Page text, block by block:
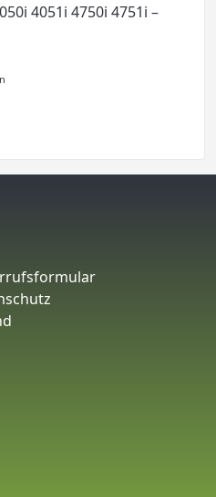
4051i 4750i 4751i –